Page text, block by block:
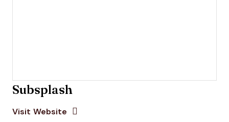
Subsplash
Visit Website Opens New Window